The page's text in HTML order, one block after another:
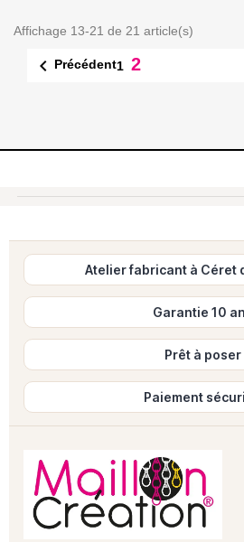
Affichage 13-21 de 21 article(s)
 Précédent1 2
Atelier fabricant à Céret
Garantie 10
Prêt à poser
Paiement